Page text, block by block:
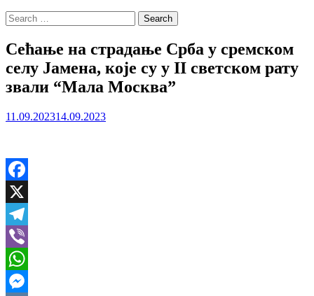
Search
for:
Сећање на страдање Срба у сремском
селу Јамена, које су у II светском рату
звали “Мала Москва”
11.09.202314.09.2023
Facebook
X
Telegram
Viber
WhatsApp